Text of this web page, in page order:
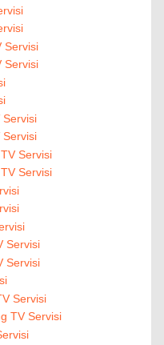
Servisi
Servisi
Servisi
Servisi
Servisi
Servisi
Servisi
Servisi
Servisi
TV Servisi